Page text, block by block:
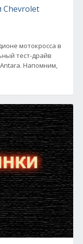
Chevrolet
мотокросса в
тест-драйв
Напомним,